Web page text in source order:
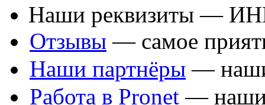
Наши реквизиты —
Отзывы — самое
Наши партнёры —
Работа в Pronet — наши